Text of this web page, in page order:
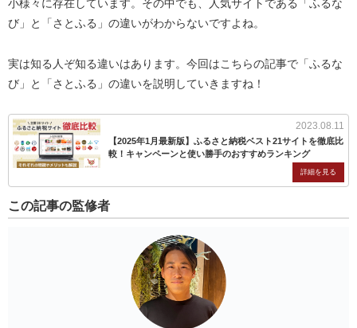
小様々に存在しています。その中でも、人気サイトである「ふるな
び」と「さとふる」の違いがわからないですよね。
実は知る人ぞ知る違いはあります。今回はこちらの記事で「ふるな
び」と「さとふる」の違いを説明していきますね！
【2025年1月最新版】ふるさと納税ベスト21サイトを徹底比
較！キャンペーンと使い勝手のおすすめランキング
2023.08.11
この記事の監修者